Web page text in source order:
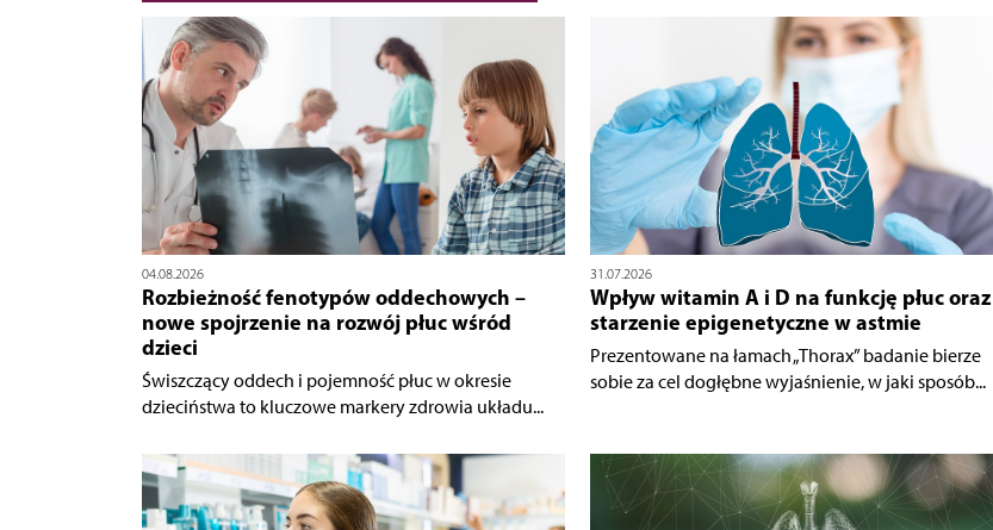
04.08.2026
Rozbieżność fenotypów oddechowych –
nowe spojrzenie na rozwój płuc wśród
dzieci
Świszczący oddech i pojemność płuc w okresie
dzieciństwa to kluczowe markery zdrowia układu...
31.07.2026
Wpływ witamin A i D na funkcję płuc oraz
starzenie epigenetyczne w astmie
Prezentowane na łamach „Thorax” badanie bierze
sobie za cel dogłębne wyjaśnienie, w jaki sposób...